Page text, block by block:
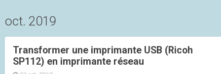
oct. 2019
Transformer une imprimante USB (Ricoh
SP112) en imprimante réseau